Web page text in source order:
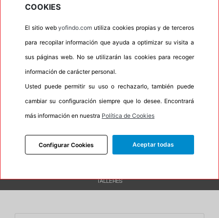
Banda blanca
No
Oportunidad No
INFORMACIÓN
TALLERES
COOKIES
El sitio webyofindo.com utiliza cookies propias y de terceros
para recopilar información que ayuda a optimizar su visita a
sus páginas web. No se utilizarán las cookies para recoger
información de carácter personal.
Usted puede permitir su uso o rechazarlo, también puede
cambiar su configuración siempre que lo desee. Encontrará
más información en nuestra Política de Cookies
Configurar Cookies Aceptar todas